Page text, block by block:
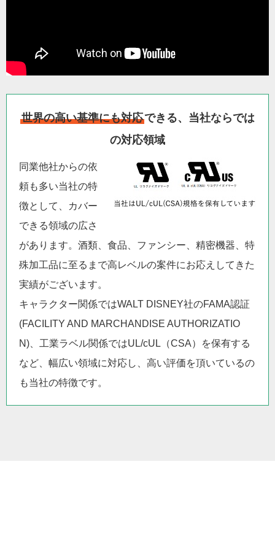
世界の高い基準にも対応できる、当社ならでは
の対応領域
同業他社からの依
頼も多い当社の特
徴として、カバー
できる領域の広さ
があります。酒類、食品、ファンシー、精密機器、特
殊加工品に至るまで高レベルの案件にお応えしてきた
実績がございます。
キャラクター関係ではWALT DISNEY社のFAMA認証
(FACILITY AND MARCHANDISE AUTHORIZATIO
N)、工業ラベル関係ではUL/cUL（CSA）を保有する
など、幅広い領域に対応し、高い評価を頂いているの
も当社の特徴です。